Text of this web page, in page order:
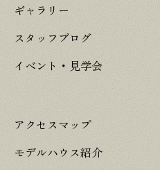
ギャラリー
スタッフブログ
イベント・見学会
アクセスマップ
モデルハウス紹介